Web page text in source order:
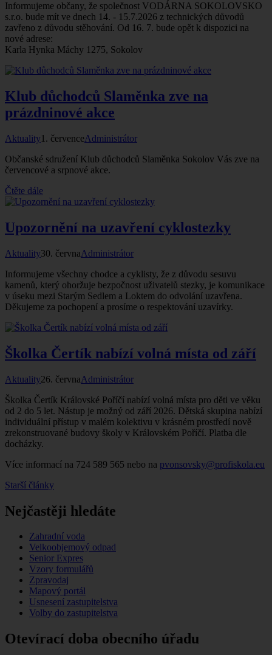
Informujeme občany, že společnost VODÁRNA SOKOLOVSKO
s.r.o. bude mít ve dnech 14. - 15.7.2026 z technických důvodů
zavřeno z důvodu stěhování. Od 16. 7. bude opět k dispozici na
nové adrese:
Karla Hynka Máchy 1275, Sokolov
Klub důchodců Slaměnka zve na
prázdninové akce
Aktuality1. červenceAdministrátor
Občanské sdružení Klub důchodců Slaměnka Sokolov Vás zve na
červencové a srpnové akce.
Čtěte dále
Upozornění na uzavření cyklostezky
Aktuality30. červnaAdministrátor
Informujeme všechny chodce a cyklisty, že z důvodu sesuvu
kamenů, který ohoržuje bezpočnost uživatelů stezky, je komunikace
v úseku mezi Starým Sedlem a Loktem do odvolání uzavřena.
Děkujeme za pochopení a prosíme o respektování uzavírky.
Školka Čertík nabízí volná místa od září
Aktuality26. červnaAdministrátor
Školka Čertík Královské Poříčí nabízí volná místa pro děti ve věku
od 2 do 5 let. Nástup je možný od září 2026. Dětská skupina nabízí
individuální přístup v malém kolektivu v krásném prostředí nově
zrekonstruované budovy školy v Královském Poříčí. Platba dle
docházky.
Více informací na 724 589 565 nebo na pvonsovsky@profiskola.eu
Starší články
Nejčastěji hledáte
Zahradní voda
Velkoobjemový odpad
Senior Expres
Vzory formulářů
Zpravodaj
Mapový portál
Usnesení zastupitelstva
Volby do zastupitelstva
Otevírací doba obecního úřadu